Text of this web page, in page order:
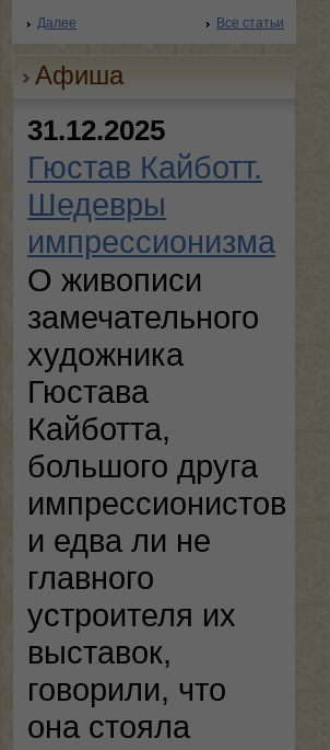
Далее Все статьи
Афиша
31.12.2025
Гюстав Кайботт.
Шедевры
импрессионизма
О живописи
замечательного
художника
Гюстава
Кайботта,
большого друга
импрессионистов
и едва ли не
главного
устроителя их
выставок,
говорили, что
она стояла